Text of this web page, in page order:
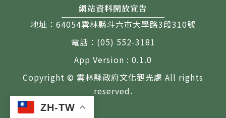
ZH-TW
網站資料開放宣告
地址：64054雲林縣斗六市大學路3段310號
電話：(05) 552-3181
App Version : 0.1.0
Copyright © 雲林縣政府文化觀光處 All rights
reserved.